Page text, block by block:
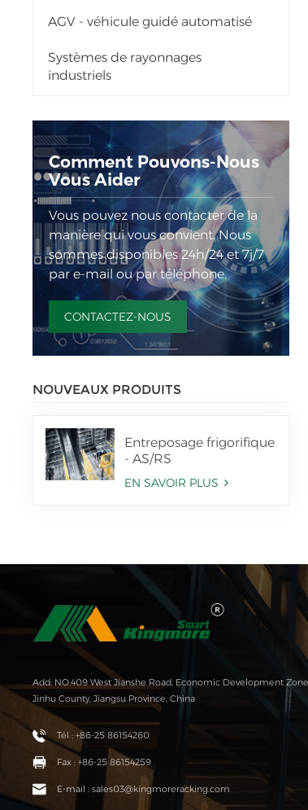
AGV - véhicule guidé automatisé
Systèmes de rayonnages
industriels
Comment Pouvons-Nous
Vous Aider
Vous pouvez nous contacter de la
manière qui vous convient. Nous
sommes disponibles 24h/24 et 7j/7
par e-mail ou par téléphone.
CONTACTEZ-NOUS
NOUVEAUX PRODUITS
Entreposage frigorifique
- AS/RS
EN SAVOIR PLUS
Add: NO.409 West Jianshe Road, Economic Development Zone,
Jinhu County, Jiangsu Province, China
Tél : +86-25 86154260
Fax : +86-25 86154259
E-mail : sales03@kingmoreracking.com